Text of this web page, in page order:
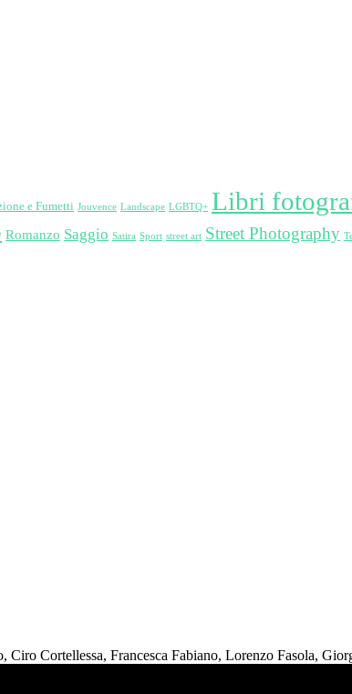
e Fumetti Jouvence Landscape LGBTQ+ Libri
Romanzo Saggio Satira Sport street art Street Photography
Cortellessa, Francesca Fabiano, Lorenzo Fasola,